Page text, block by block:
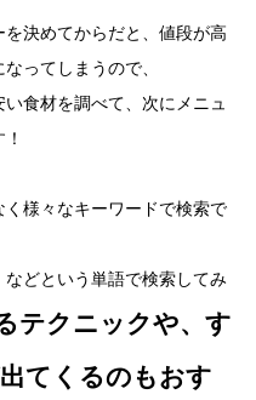
を決めてからだと、値段が高
ってしまうので、
食材を調べて、次にメニュ
様々なキーワードで検索で
などという単語で検索してみ
テクニックや、す
てくるのもおす